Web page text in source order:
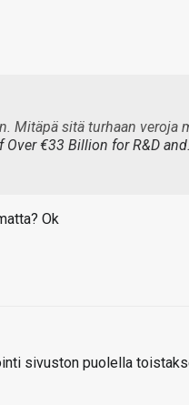
Mitäpä sitä turhaan veroja
€33 Billion for R&D
Ok
sivuston puolella